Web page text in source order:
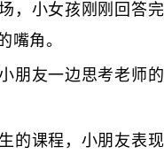
，小女孩刚刚回答完
嘴角。
友一边思考老师的
课程，小朋友表现